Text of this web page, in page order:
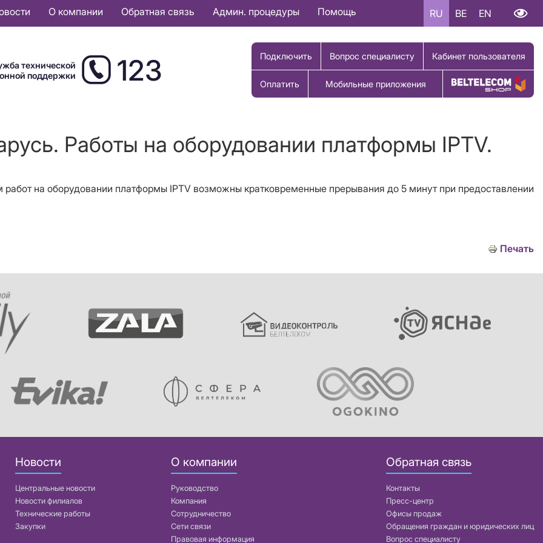
О компании Обратная связь Админ. процедуры Помощь RU BE EN
технической
поддержки
123 Подключить Вопрос специалисту Кабинет пользователя
Оплатить Мобильные приложения Купить товар
Работы на оборудовании платформы IPTV.
на оборудовании платформы IPTV возможны кратковременные прерывания до 5 минут при предоставлении
Печать
Новости
Центральные новости
Новости филиалов
Технические работы
Закупки
О компании
Руководство
Компания
Сотрудничество
Сети связи
Правовая информация
Обратная связь
Контакты
Пресс-центр
Офисы продаж
Обращения граждан и юридических лиц
Вопрос специалисту